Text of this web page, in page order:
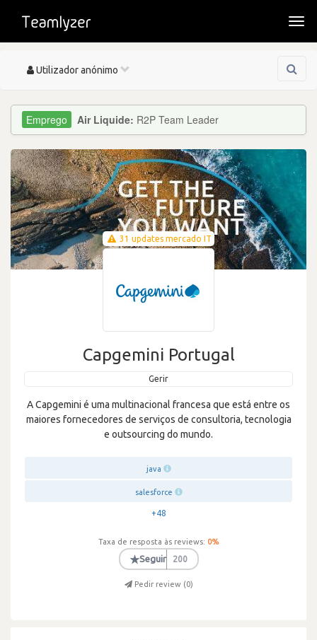
Toggle
Utilizador anónimo
Air Liquide: R2P Team Leader
31 updates mercado IT
Capgemini Portugal
Gerir
A Capgemini é uma multinacional francesa que está entre os
maiores fornecedores de serviços de consultoria, tecnologia
e outsourcing do mundo.
java
salesforce
+48
Taxa de resposta às reviews: 0%
★Seguir 200
Pedir review (0)